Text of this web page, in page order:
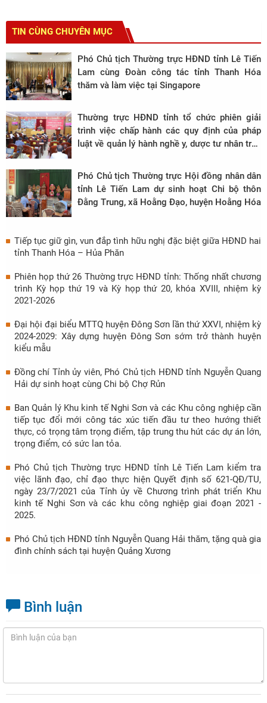
TIN CÙNG CHUYÊN MỤC
Phó Chủ tịch Thường trực HĐND tỉnh Lê Tiến
Lam cùng Đoàn công tác tỉnh Thanh Hóa
thăm và làm việc tại Singapore
Thường trực HĐND tỉnh tổ chức phiên giải
trình việc chấp hành các quy định của pháp
luật về quản lý hành nghề y, dược tư nhân trên
Phó Chủ tịch Thường trực Hội đồng nhân dân
tỉnh Lê Tiến Lam dự sinh hoạt Chi bộ thôn
Đằng Trung, xã Hoằng Đạo, huyện Hoằng Hóa
Tiếp tục giữ gìn, vun đắp tình hữu nghị đặc biệt giữa HĐND hai
tỉnh Thanh Hóa – Hủa Phăn
Phiên họp thứ 26 Thường trực HĐND tỉnh: Thống nhất chương
trình Kỳ họp thứ 19 và Kỳ họp thứ 20, khóa XVIII, nhiệm kỳ
2021-2026
Đại hội đại biểu MTTQ huyện Đông Sơn lần thứ XXVI, nhiệm kỳ
2024-2029: Xây dựng huyện Đông Sơn sớm trở thành huyện
kiểu mẫu
Đồng chí Tỉnh ủy viên, Phó Chủ tịch HĐND tỉnh Nguyễn Quang
Hải dự sinh hoạt cùng Chi bộ Chợ Rủn
Ban Quản lý Khu kinh tế Nghi Sơn và các Khu công nghiệp cần
tiếp tục đổi mới công tác xúc tiến đầu tư theo hướng thiết
thực, có trọng tâm trọng điểm, tập trung thu hút các dự án lớn,
trọng điểm, có sức lan tỏa.
Phó Chủ tịch Thường trực HĐND tỉnh Lê Tiến Lam kiểm tra
việc lãnh đạo, chỉ đạo thực hiện Quyết định số 621-QĐ/TU,
ngày 23/7/2021 của Tỉnh ủy về Chương trình phát triển Khu
kinh tế Nghi Sơn và các khu công nghiệp giai đoạn 2021 -
2025.
Phó Chủ tịch HĐND tỉnh Nguyễn Quang Hải thăm, tặng quà gia
đình chính sách tại huyện Quảng Xương
Bình luận